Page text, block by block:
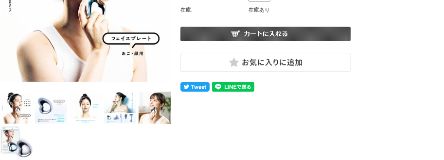
在庫: 在庫あり